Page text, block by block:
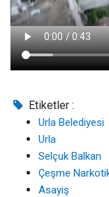
Etiketler :
Urla Belediyesi
Urla
Selçuk Balkan
Çeşme
Asayiş